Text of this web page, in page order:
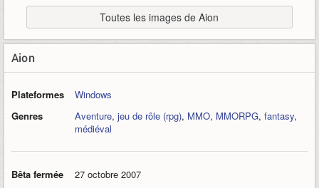
Toutes les images de Aion
Aion
Plateformes
Windows
Genres
Aventure, jeu de rôle (rpg), MMO, MMORPG, fantasy,
médiéval
Bêta fermée
27 octobre 2007